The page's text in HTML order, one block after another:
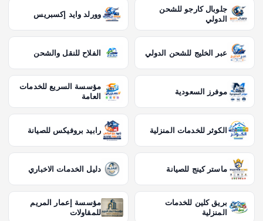
جلوبال كارجو للشحن
الدولي
وورلد وايد إكسبريس
عبر الخليج للشحن الدولي الفلاح للنقل والشحن
موفرز السعودية
مؤسسة السريع للخدمات
العامة
الكوثر للخدمات المنزلية رابيد بروفيكس للصيانة
ماستر كينج للصيانة دليل الخدمات الاخباري
بريق كلين للخدمات
المنزلية
مؤسسة إعمار المريم
للمقاولات